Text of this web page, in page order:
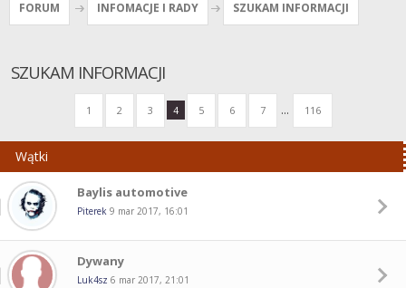
FORUM INFOMACJE I RADY SZUKAM INFORMACJI
SZUKAM INFORMACJI
1 2 3 4 5 6 7 ... 116
Wątki
Baylis automotive
Piterek 9 mar 2017, 16:01
Dywany
Luk4sz 6 mar 2017, 21:01